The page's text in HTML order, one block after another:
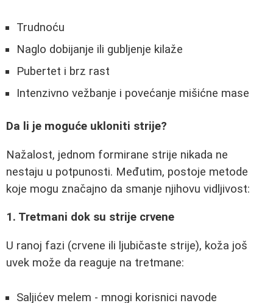
Trudnoću
Naglo dobijanje ili gubljenje kilaže
Pubertet i brz rast
Intenzivno vežbanje i povećanje mišićne mase
Da li je moguće ukloniti strije?
Nažalost, jednom formirane strije nikada ne
nestaju u potpunosti. Međutim, postoje metode
koje mogu značajno da smanje njihovu vidljivost:
1. Tretmani dok su strije crvene
U ranoj fazi (crvene ili ljubičaste strije), koža još
uvek može da reaguje na tretmane:
Saljićev melem - mnogi korisnici navode